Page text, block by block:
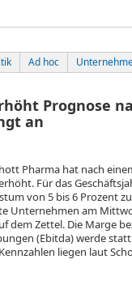
Ad hoc
Prognose
an
Pharma hat nach
Für das
von 5 bis 6 Prozent
Unternehmen am
dem Zettel. Die Marge
(Ebitda) werde
liegen laut